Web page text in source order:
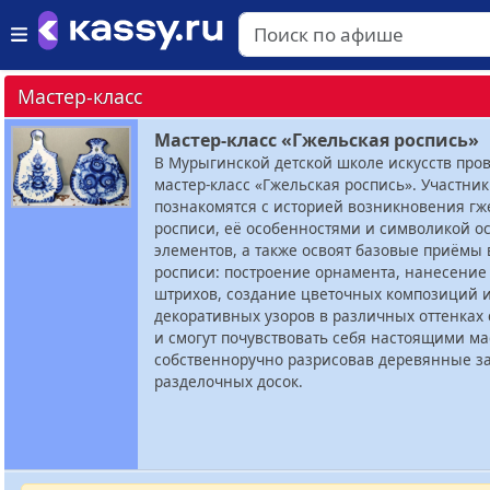
Мастер-класс
Мастер-класс «Гжельская роспись»
В Мурыгинской детской школе искусств
мастер-класс «Гжельская роспись».
познакомятся с историей возникновения
росписи, её особенностями и символикой
элементов, а также освоят базовые
росписи: построение орнамента,
штрихов, создание цветочных композиций
декоративных узоров в различных оттенках
и смогут почувствовать себя настоящими
собственноручно разрисовав деревянные
разделочных досок.